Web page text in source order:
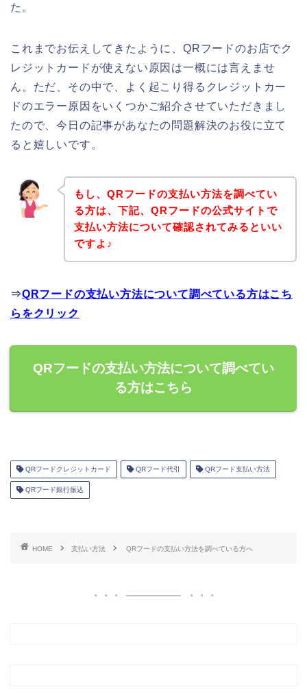
た。
これまでお伝えしてきたように、QRフードのお店でク
レジットカードが使えない原因は一概には言えませ
ん。ただ、その中で、よく起こり得るクレジットカー
ドのエラー原因をいくつかご紹介させていただきまし
たので、今日の記事があなたの問題解決のお役に立て
ると嬉しいです。
もし、QRフードの支払い方法を調べてい
る方は、下記、QRフードの公式サイトで
支払い方法について確認されてみるといい
ですよ♪
⇒QRフードの支払い方法について調べている方はこち
らをクリック
QRフードの支払い方法について調べてい
る方はこちら
QRフードクレジットカード QRフード代引 QRフード支払い方法
QRフード銀行振込
HOME 支払い方法 QRフードの支払い方法を調べている方へ